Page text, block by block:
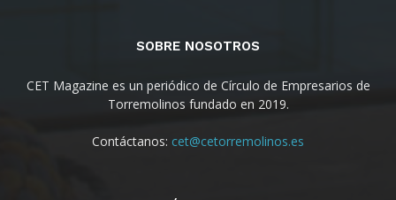
SOBRE NOSOTROS
CET Magazine es un periódico de Círculo de Empresarios de
Torremolinos fundado en 2019.
Contáctanos: cet@cetorremolinos.es